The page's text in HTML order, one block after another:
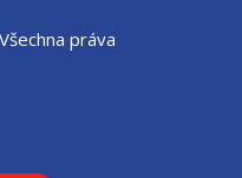
práva